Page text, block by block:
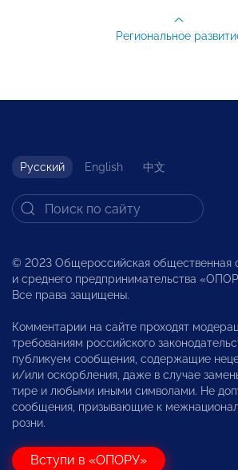
Региональное
Русский English 中文
© 2023 Общероссийская общественная
и среднего предпринимательства
Все права защищены.
Комментарии на сайте проходят
требованиям российского
публикуем сообщения, содержащие
и/или оскорбления, даже в случае
тире и любыми иными символами. Не
сообщения, призывающие к
розни.
Вступи в «ОПОРУ»